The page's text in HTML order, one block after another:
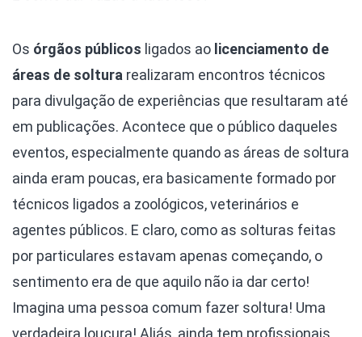
Os órgãos públicos ligados ao licenciamento de
áreas de soltura realizaram encontros técnicos
para divulgação de experiências que resultaram até
em publicações. Acontece que o público daqueles
eventos, especialmente quando as áreas de soltura
ainda eram poucas, era basicamente formado por
técnicos ligados a zoológicos, veterinários e
agentes públicos. E claro, como as solturas feitas
por particulares estavam apenas começando, o
sentimento era de que aquilo não ia dar certo!
Imagina uma pessoa comum fazer soltura! Uma
verdadeira loucura! Aliás, ainda tem profissionais